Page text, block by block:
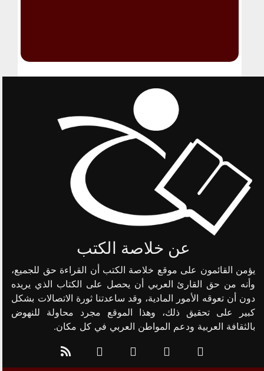
عن خلاصة الكتب
يؤمن القائمون على موقع خلاصة الكتب أن القراءة حق للجميع،
وأنه من حق القارئ العربي أن يحصل على الكتاب الذي يريده
دون أن تعوقه الأمور المادية، وقد ساعدتنا ثورة الاتصالات بشكل
كبير على تحقيق ذلك، وهذا الموقع مجرد محاولة للنهوض
بالثقافة العربية ودعم المواطن العربي في كل مكان.